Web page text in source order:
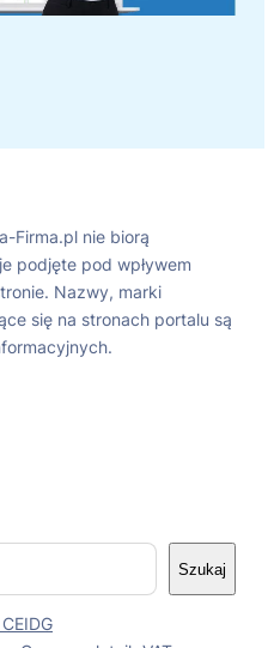
Firma.pl nie biorą
podjęte pod wpływem
Nazwy, marki
się na stronach portalu są
Szukaj